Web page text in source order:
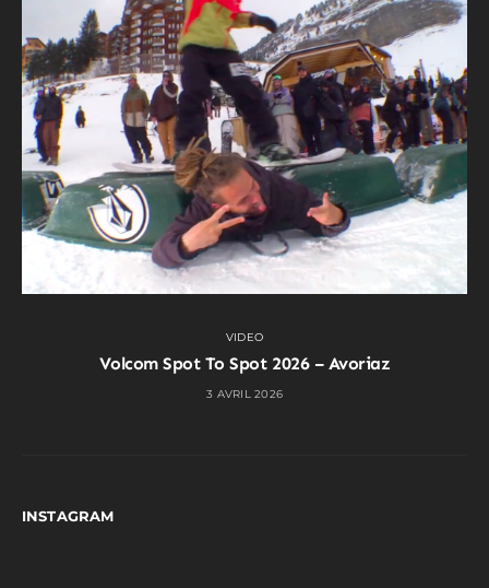
VIDEO
Volcom Spot To Spot 2026 – Avoriaz
3 AVRIL 2026
INSTAGRAM